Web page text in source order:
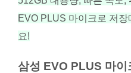
EVO PLUS 마이크로 저
요!
삼성 EVO PLUS 마이